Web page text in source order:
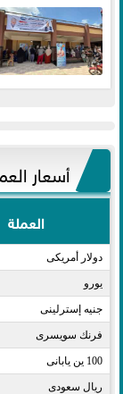
أسعار
العملة
دولار أمريكى​
يورو​
جنيه إسترلينى​
فرنك سويسرى​
100 ين يابانى​
ريال سعودى​